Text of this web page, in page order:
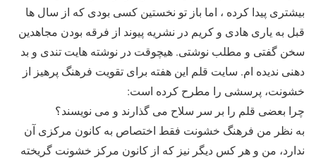
بیشتری پیدا کرده ، اما باز تو نخستین کسی بودی که از سال ها
قبل به یاری هادی و کریم در نشریه پیوند از فرقه بودن مجاهدین
سخن گفتی و مطلب نوشتی. هیچوقت در نوشته هایت تندی و بد
دهنی ندیده ام. سایت قلم این هفته برای تقویت فرهنگ پرهیز از
خشونت، پرسشی را مطرح کرده است:
چرا بعضی قلم را بر سر سلاح می گذارند و می نویسند؟
به نظر من فرهنگ خشونت فقط اختصاص به کانون مرکزی آن
ندارد، من و هر کس دیگر نیز که از کانون مرکز خشونت گریخته